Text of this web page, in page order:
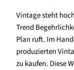
Vintage steht
Trend
Plan ruft. Im
produzierten
zu kaufen. Diese